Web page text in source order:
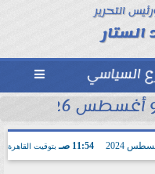
التحرير
السياسي 
11:54 صـ بتوقيت القاهرة